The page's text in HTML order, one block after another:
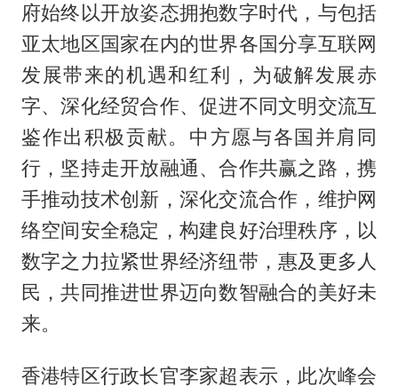
府始终以开放姿态拥抱数字时代，与包括
亚太地区国家在内的世界各国分享互联网
发展带来的机遇和红利，为破解发展赤
字、深化经贸合作、促进不同文明交流互
鉴作出积极贡献。中方愿与各国并肩同
行，坚持走开放融通、合作共赢之路，携
手推动技术创新，深化交流合作，维护网
络空间安全稳定，构建良好治理秩序，以
数字之力拉紧世界经济纽带，惠及更多人
民，共同推进世界迈向数智融合的美好未
来。
香港特区行政长官李家超表示，此次峰会